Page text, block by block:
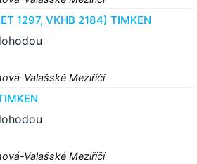
1297, VKHB 2184) TIMKEN
Valašské Meziříčí
Valašské Meziříčí